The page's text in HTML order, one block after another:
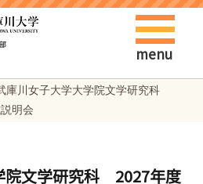
menu
庫川女子大学大学院文学研究科
明会
院文学研究科 2027年度